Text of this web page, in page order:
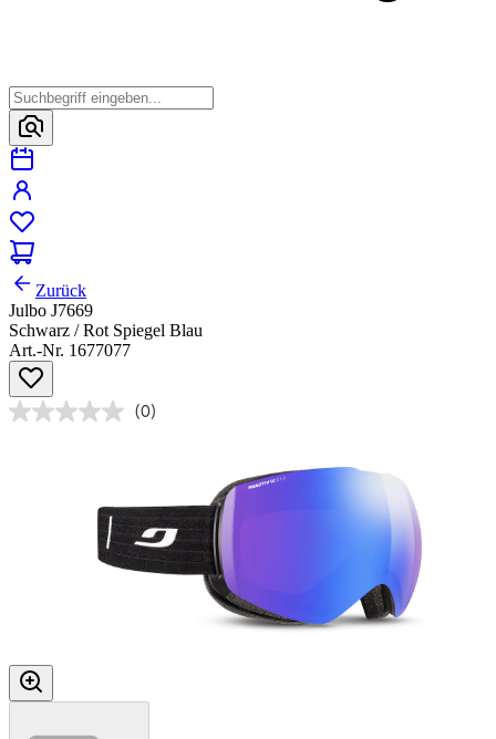
Zurück
Julbo J7669
Schwarz / Rot Spiegel Blau
Art.-Nr. 1677077
(0)